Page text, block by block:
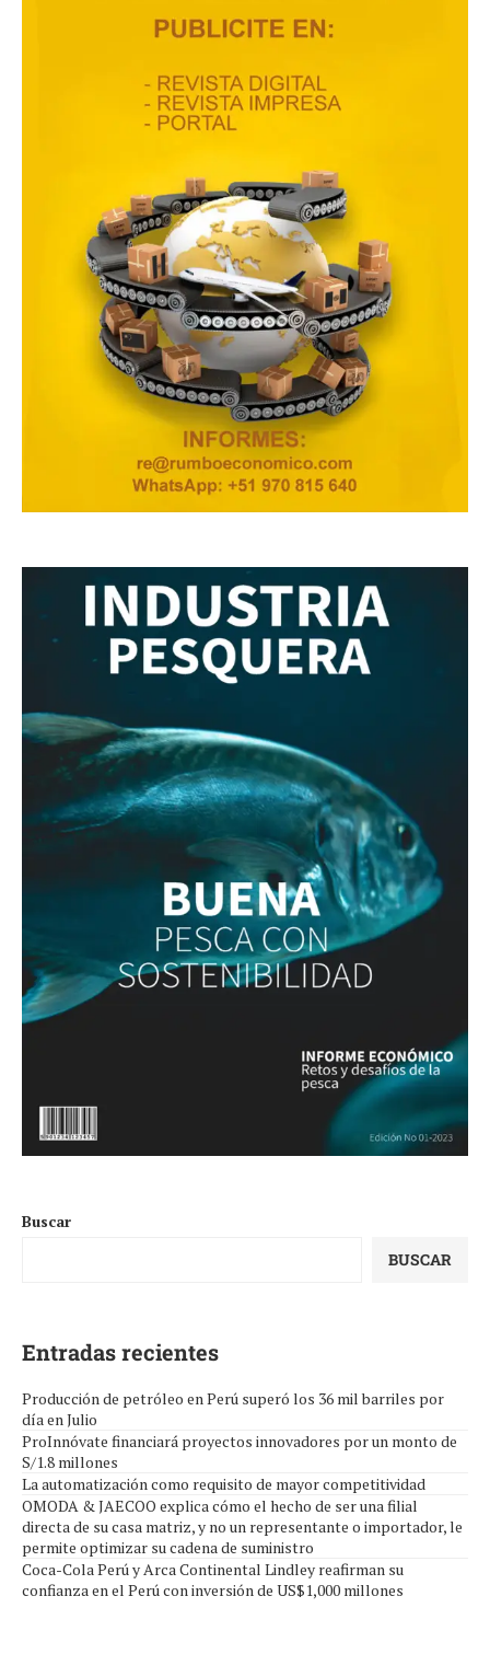
Buscar
BUSCAR
Entradas recientes
Producción de petróleo en Perú superó los 36 mil barriles por
día en Julio
ProInnóvate financiará proyectos innovadores por un monto de
S/1.8 millones
La automatización como requisito de mayor competitividad
OMODA & JAECOO explica cómo el hecho de ser una filial
directa de su casa matriz, y no un representante o importador, le
permite optimizar su cadena de suministro
Coca-Cola Perú y Arca Continental Lindley reafirman su
confianza en el Perú con inversión de US$1,000 millones